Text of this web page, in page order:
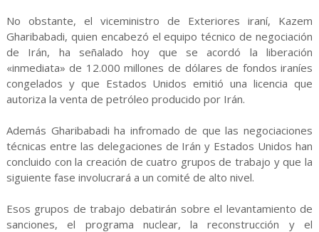
No obstante, el viceministro de Exteriores iraní, Kazem
Gharibabadi, quien encabezó el equipo técnico de negociación
de Irán, ha señalado hoy que se acordó la liberación
«inmediata» de 12.000 millones de dólares de fondos iraníes
congelados y que Estados Unidos emitió una licencia que
autoriza la venta de petróleo producido por Irán.
Además Gharibabadi ha infromado de que las negociaciones
técnicas entre las delegaciones de Irán y Estados Unidos han
concluido con la creación de cuatro grupos de trabajo y que la
siguiente fase involucrará a un comité de alto nivel.
Esos grupos de trabajo debatirán sobre el levantamiento de
sanciones, el programa nuclear, la reconstrucción y el